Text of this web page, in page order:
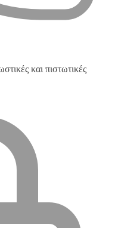
και πιστωτικές